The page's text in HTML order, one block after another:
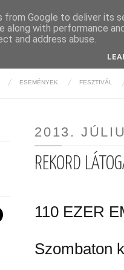
ESEMÉNYEK FESZTIVÁL
2013.
REKORD
110 EZER
Szombaton
from Google to deliver its
along with performance
and address abuse.